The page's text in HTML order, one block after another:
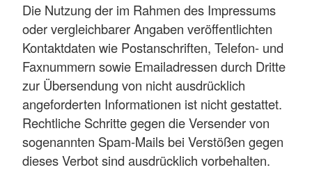
Die Nutzung der im Rahmen des Impressums
oder vergleichbarer Angaben veröffentlichten
Kontaktdaten wie Postanschriften, Telefon- und
Faxnummern sowie Emailadressen durch Dritte
zur Übersendung von nicht ausdrücklich
angeforderten Informationen ist nicht gestattet.
Rechtliche Schritte gegen die Versender von
sogenannten Spam-Mails bei Verstößen gegen
dieses Verbot sind ausdrücklich vorbehalten.